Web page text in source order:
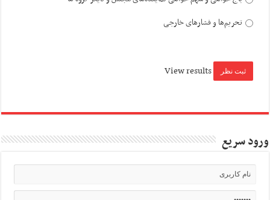
تحریم‌ها و فشارهای خارجی
View results
ورود سریع